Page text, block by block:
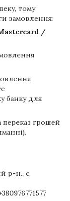
тому
замовлення:
/
банку для
переказ грошей
р-н., с.